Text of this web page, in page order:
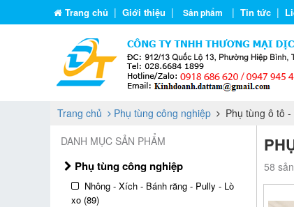
Trang chủ | Giới thiệu | Sản phẩm | Tin tức |
Trang chủ Phụ tùng công nghiệp
Phụ tùng ô tô
DANH MỤC SẢN PHẨM
Phụ tùng công nghiệp
Nhông - Xích - Bánh răng - Pully - Lò
xo (89)
58